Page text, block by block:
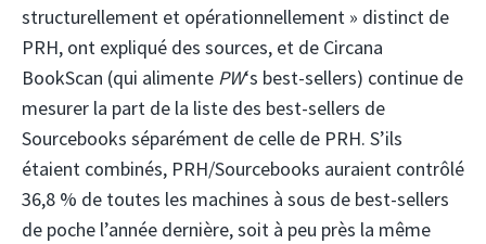
structurellement et opérationnellement » distinct de
PRH, ont expliqué des sources, et de Circana
BookScan (qui alimente PW‘s best-sellers) continue de
mesurer la part de la liste des best-sellers de
Sourcebooks séparément de celle de PRH. S’ils
étaient combinés, PRH/Sourcebooks auraient contrôlé
36,8 % de toutes les machines à sous de best-sellers
de poche l’année dernière, soit à peu près la même